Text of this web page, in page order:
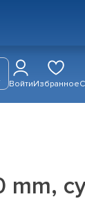
ВойтиИзбранное